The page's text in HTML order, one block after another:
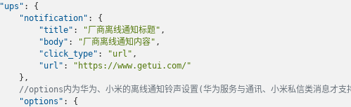
"ups" : {
"notification" : {
"title" : "厂商离线通知标题" ,
"body" : "厂商离线通知内容" ,
"click_type" : "url" ,
"url" :
"https://www.getui.com/"
//options内为华为、小米的离线通知铃声设置(华为服务与通讯、小米私信类消息才支
"options" : {